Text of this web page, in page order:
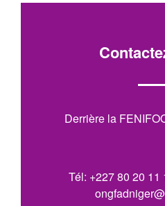
Derrière la
Tél: +227 80 20 11